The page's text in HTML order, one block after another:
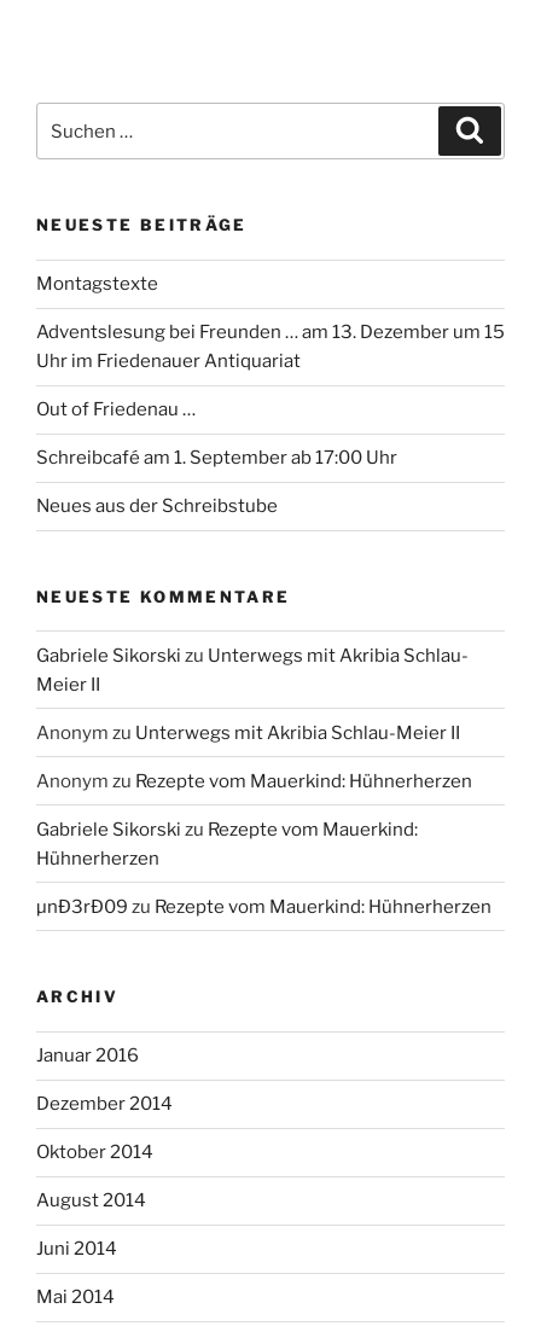
nach:
NEUESTE BEITRÄGE
Montagstexte
Adventslesung bei Freunden … am 13. Dezember um 15
Uhr im Friedenauer Antiquariat
Out of Friedenau …
Schreibcafé am 1. September ab 17:00 Uhr
Neues aus der Schreibstube
NEUESTE KOMMENTARE
Gabriele Sikorski zu Unterwegs mit Akribia Schlau-
Meier II
Anonym zu Unterwegs mit Akribia Schlau-Meier II
Anonym zu Rezepte vom Mauerkind: Hühnerherzen
Gabriele Sikorski zu Rezepte vom Mauerkind:
Hühnerherzen
µnÐ3rÐ09 zu Rezepte vom Mauerkind: Hühnerherzen
ARCHIV
Januar 2016
Dezember 2014
Oktober 2014
August 2014
Juni 2014
Mai 2014